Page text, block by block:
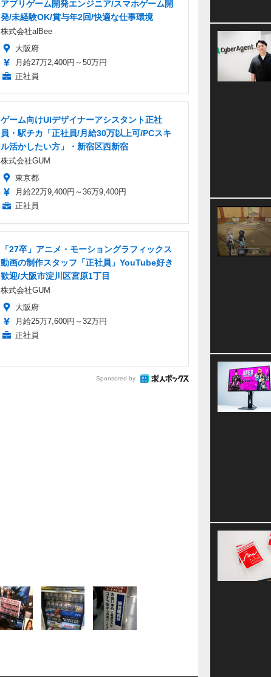
アプリゲーム開発エンジニア/スマホゲーム開
発/未経験OK/賞与年2回/快適な仕事環境
株式会社alBee
大阪府
月給27万2,400円～50万円
正社員
ゲーム向けUIデザイナーアシスタント正社
員・駅チカ「正社員/月給30万以上可/PCスキ
ル活かしたい方」・新宿区西新宿
株式会社GUM
東京都
月給22万9,400円～36万9,400円
正社員
「27卒」アニメ・モーショングラフィックス
動画の制作スタッフ「正社員」YouTube好き
歓迎/大阪市淀川区宮原1丁目
株式会社GUM
大阪府
月給25万7,600円～32万円
正社員
Sponsored by